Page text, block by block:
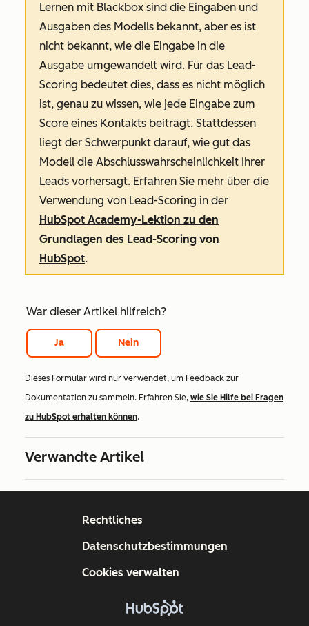
Lernen mit Blackbox sind die Eingaben und
Ausgaben des Modells bekannt, aber es ist
nicht bekannt, wie die Eingabe in die
Ausgabe umgewandelt wird. Für das Lead-
Scoring bedeutet dies, dass es nicht möglich
ist, genau zu wissen, wie jede Eingabe zum
Score eines Kontakts beiträgt. Stattdessen
liegt der Schwerpunkt darauf, wie gut das
Modell die Abschlusswahrscheinlichkeit Ihrer
Leads vorhersagt. Erfahren Sie mehr über die
Verwendung von Lead-Scoring in der
HubSpot Academy-Lektion zu den
Grundlagen des Lead-Scoring von
HubSpot.
War dieser Artikel hilfreich?
Ja Nein
Dieses Formular wird nur verwendet, um Feedback zur
Dokumentation zu sammeln. Erfahren Sie, wie Sie Hilfe bei Fragen
zu HubSpot erhalten können.
Verwandte Artikel
Rechtliches
Datenschutzbestimmungen
Cookies verwalten